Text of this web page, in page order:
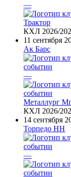
—
Трактор
КХЛ 2026/
11 сентября
Ак Барс
—
Металлург
КХЛ 2026/
14 сентября
Торпедо НН
—